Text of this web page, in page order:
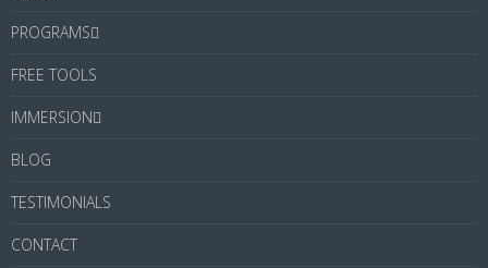
PROGRAMS
FREE TOOLS
IMMERSION
BLOG
TESTIMONIALS
CONTACT